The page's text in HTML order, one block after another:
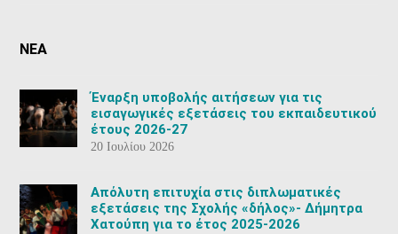
ΝΕΑ
Έναρξη υποβολής αιτήσεων για τις
εισαγωγικές εξετάσεις του εκπαιδευτικού
έτους 2026-27
20 Ιουλίου 2026
Aπόλυτη επιτυχία στις διπλωματικές
εξετάσεις της Σχολής «δήλος»- Δήμητρα
Χατούπη για το έτος 2025-2026